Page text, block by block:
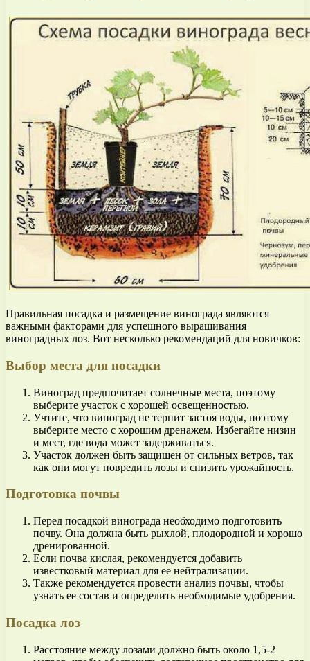
Правильная посадка и размещение винограда являются
важными факторами для успешного выращивания
виноградных лоз. Вот несколько рекомендаций для новичков:
Выбор места для посадки
Виноград предпочитает солнечные места, поэтому
выберите участок с хорошей освещенностью.
Учтите, что виноград не терпит застоя воды, поэтому
выберите место с хорошим дренажем. Избегайте низин
и мест, где вода может задерживаться.
Участок должен быть защищен от сильных ветров, так
как они могут повредить лозы и снизить урожайность.
Подготовка почвы
Перед посадкой винограда необходимо подготовить
почву. Она должна быть рыхлой, плодородной и хорошо
дренированной.
Если почва кислая, рекомендуется добавить
известковый материал для ее нейтрализации.
Также рекомендуется провести анализ почвы, чтобы
узнать ее состав и определить необходимые удобрения.
Посадка лоз
Расстояние между лозами должно быть около 1,5-2